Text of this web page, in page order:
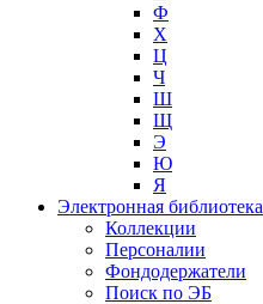
Ф
Х
Ц
Ч
Ш
Щ
Э
Ю
Я
Электронная библиотека
Коллекции
Персоналии
Фондодержатели
Поиск по ЭБ